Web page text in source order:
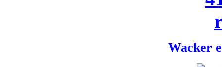
Wacker